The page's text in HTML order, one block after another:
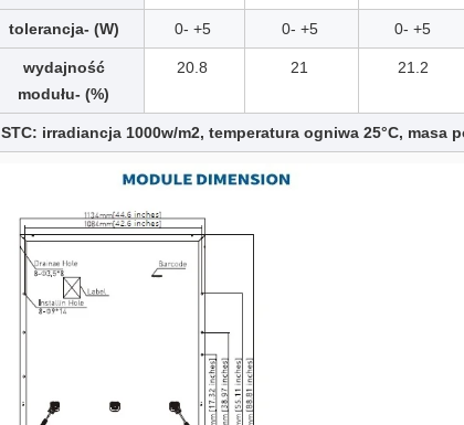
tolerancja- (W) 0- +5 0- +5 0- +5
wydajność
modułu- (%)
20.8 21 21.2
STC: irradiancja 1000w/m2, temperatura ogniwa 25°C, masa